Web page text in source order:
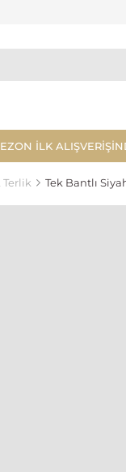
İLK
Terlik Tek Bantlı